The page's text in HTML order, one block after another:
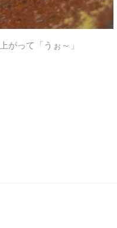
がって「うぉ～」